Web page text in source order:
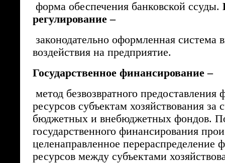
форма обеспечения банковской ссуды.
регулирование –
законодательно оформленная система
воздействия на предприятие.
Государственное финансирование –
метод безвозвратного предоставления
ресурсов субъектам хозяйствования за
бюджетных и внебюджетных фондов.
государственного финансирования
целенаправленное перераспределение
ресурсов между субъектами